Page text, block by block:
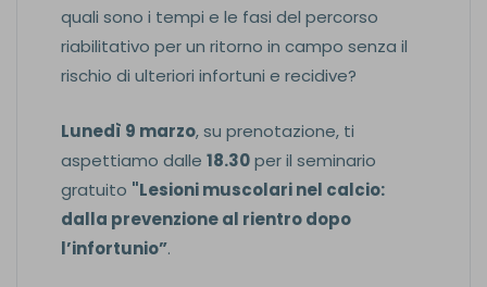
quali sono i tempi e le fasi del percorso
riabilitativo per un ritorno in campo senza il
rischio di ulteriori infortuni e recidive?
Lunedì 9 marzo, su prenotazione, ti
aspettiamo dalle 18.30per il seminario
gratuito "Lesioni muscolari nel calcio:
dalla prevenzione al rientro dopo
l’infortunio”.